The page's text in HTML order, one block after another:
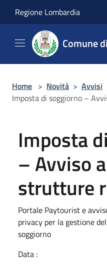
Regione Lombardia
Comune
Home > Novità > Avvisi
Imposta di soggiorno –
Imposta
– Avviso
strutture
Portale Paytourist e
privacy per la gestione
soggiorno
Data :